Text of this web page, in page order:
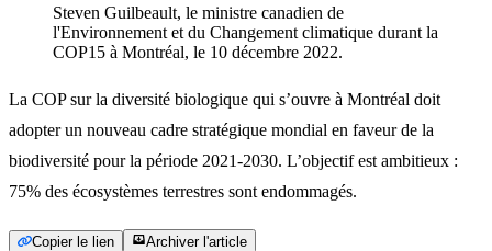
Steven Guilbeault, le ministre canadien de
l'Environnement et du Changement climatique durant la
COP15 à Montréal, le 10 décembre 2022.
La COP sur la diversité biologique qui s’ouvre à Montréal doit
adopter un nouveau cadre stratégique mondial en faveur de la
biodiversité pour la période 2021-2030. L’objectif est ambitieux :
75% des écosystèmes terrestres sont endommagés.
Copier le lien Archiver l'article